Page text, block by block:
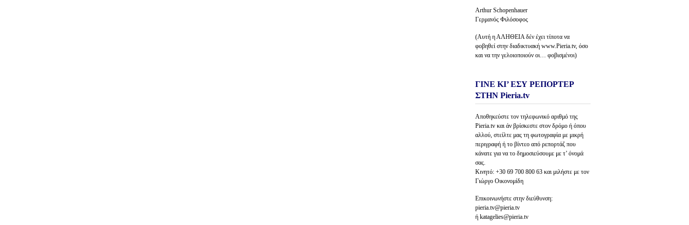
Arthur Schopenhauer
Γερμανός Φιλόσοφος
(Αυτή η ΑΛΗΘΕΙΑ δέν έχει τίποτα να
φοβηθεί στην διαδικτυακή www.Pieria.tv, όσο
και να την γελοιοποιούν οι… φοβισμένοι)
ΓΙΝΕ ΚΙ’ ΕΣΥ ΡΕΠΟΡΤΕΡ
ΣΤΗΝ Pieria.tv
Αποθηκεύστε τον τηλεφωνικό αριθμό της
Pieria.tv και άν βρίσκεστε στον δρόμο ή όπου
αλλού, στείλτε μας τη φωτογραφία με μικρή
περιγραφή ή το βίντεο από ρεπορτάζ που
κάνατε για να το δημοσιεύσουμε με τ’ όνομά
σας.
Κινητό: +30 69 700 800 63 και μιλήστε με τον
Γιώργο Οικονομίδη
Επικοινωνήστε στην διεύθυνση:
pieria.tv@pieria.tv
ή katagelies@pieria.tv